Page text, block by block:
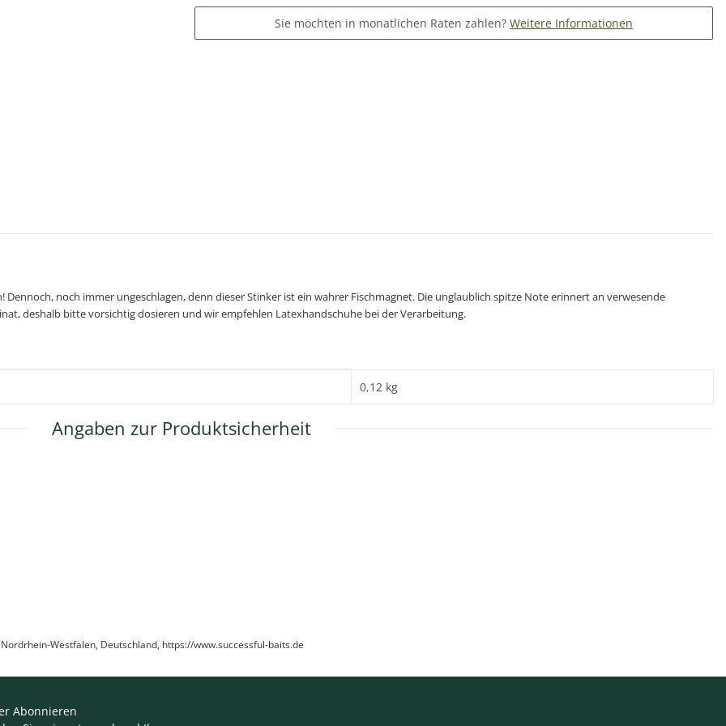
Sie möchten in monatlichen Raten zahlen? Weitere Informationen
noch immer ungeschlagen, denn dieser Stinker ist ein wahrer Fischmagnet. Die unglaublich spitze Note erinnert an verwesende
deshalb bitte vorsichtig dosieren und wir empfehlen Latexhandschuhe bei der Verarbeitung.
0,12 kg
Angaben zur Produktsicherheit
Westfalen, Deutschland, https://www.successful-baits.de
Abonnieren